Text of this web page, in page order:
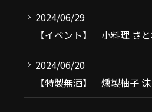
2024/06/29
【イベント】 小料理 さ
2024/06/20
【特製無酒】 燻製柚子 沫